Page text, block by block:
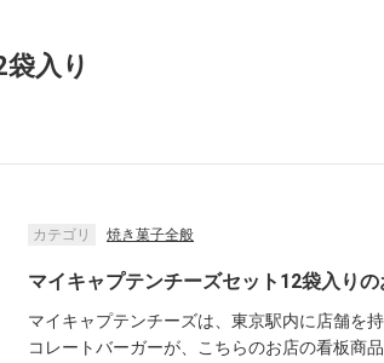
入り
カテゴリ 焼き菓子全般
マイキャプテンチーズセット12袋入り
マイキャプテンチーズは、東京駅内に店舗を
コレートバーガーが、こちらのお店の看板商品